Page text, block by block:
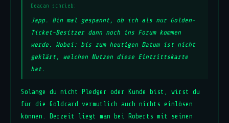
Deacan schrieb:
Japp. Bin mal gespannt, ob ich als nur Golden-
Ticket-Besitzer dann noch ins Forum kommen
werde. Wobei: bis zum heutigen Datum ist nicht
geklärt, welchen Nutzen diese Eintrittskarte
hat.
Solange du nicht Pledger oder Kunde bist, wirst du
für die Goldcard vermutlich auch nichts einlösen
können. Derzeit liegt man bei Roberts mit seinen